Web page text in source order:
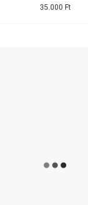
35.000 Ft